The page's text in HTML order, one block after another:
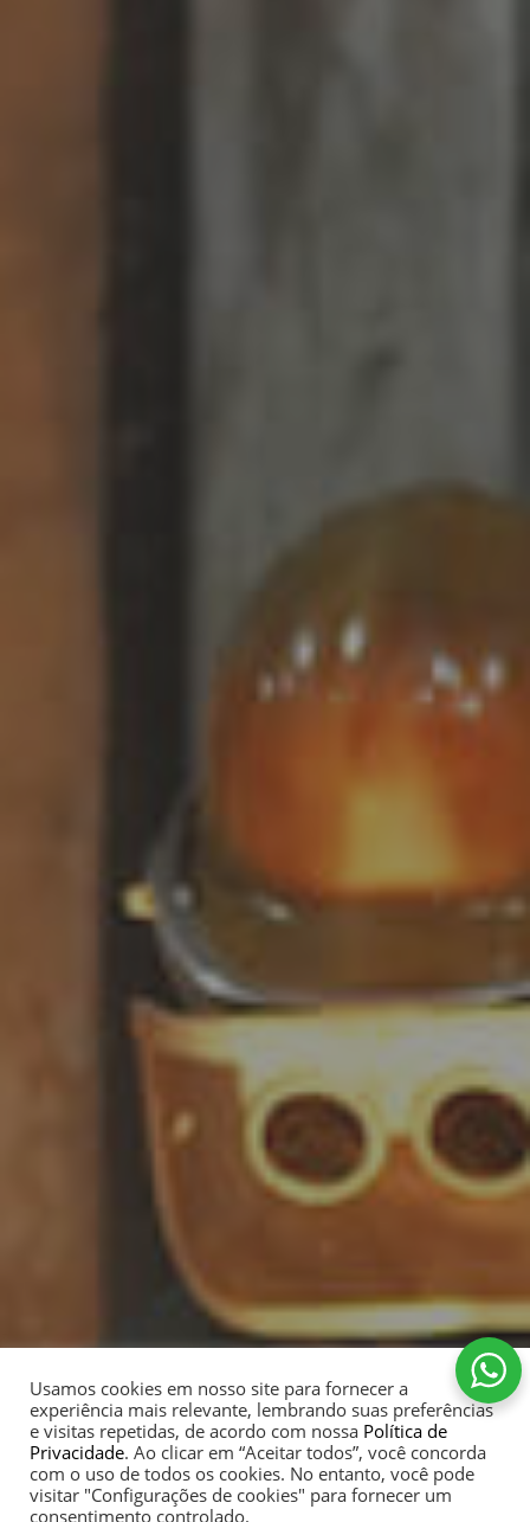
Usamos cookies em nosso site para fornecer a
experiência mais relevante, lembrando suas preferências
e visitas repetidas, de acordo com nossa Política de
Privacidade. Ao clicar em “Aceitar todos”, você concorda
com o uso de todos os cookies. No entanto, você pode
visitar "Configurações de cookies" para fornecer um
consentimento controlado.